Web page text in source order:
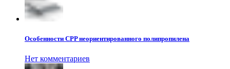
Особенности CPP неориентированного полипропилена
Нет комментариев